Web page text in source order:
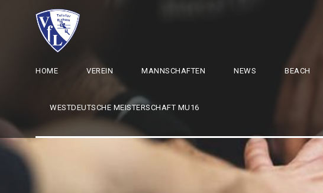
HOME VEREIN MANNSCHAFTEN NEWS BEACH
WESTDEUTSCHE MEISTERSCHAFT MU16